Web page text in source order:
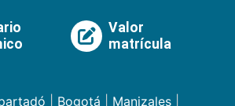
Valor
matrícula
Bogotá Manizales